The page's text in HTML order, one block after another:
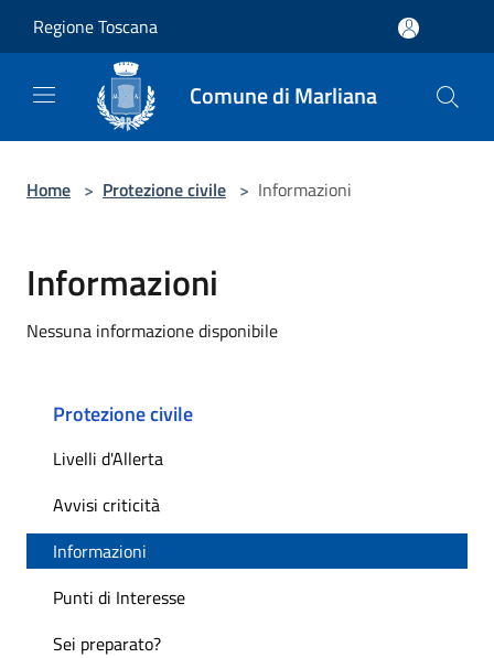
Regione Toscana
Comune di Marliana
Home > Protezione civile > Informazioni
Informazioni
Nessuna informazione disponibile
Protezione civile
Livelli d'Allerta
Avvisi criticità
Informazioni
Punti di Interesse
Sei preparato?